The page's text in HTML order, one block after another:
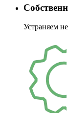
Устраняем